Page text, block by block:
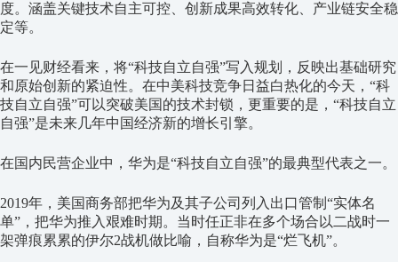
度。涵盖关键技术自主可控、创新成果高效转化、产业链安全稳
定等。
在一见财经看来，将“科技自立自强”写入规划，反映出基础研究
和原始创新的紧迫性。在中美科技竞争日益白热化的今天，“科
技自立自强”可以突破美国的技术封锁，更重要的是，“科技自立
自强”是未来几年中国经济新的增长引擎。
在国内民营企业中，华为是“科技自立自强”的最典型代表之一。
2019年，美国商务部把华为及其子公司列入出口管制“实体名
单”，把华为推入艰难时期。当时任正非在多个场合以二战时一
架弹痕累累的伊尔2战机做比喻，自称华为是“烂飞机”。